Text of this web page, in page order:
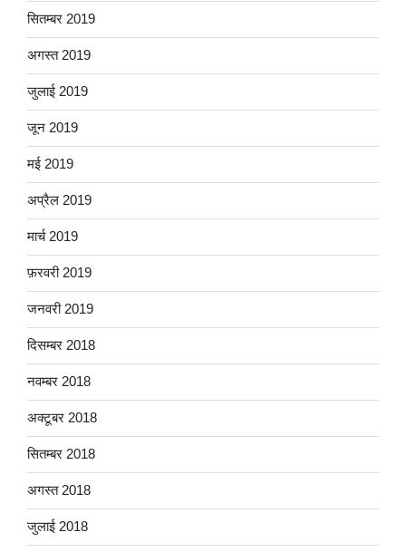
सितम्बर 2019
अगस्त 2019
जुलाई 2019
जून 2019
मई 2019
अप्रैल 2019
मार्च 2019
फ़रवरी 2019
जनवरी 2019
दिसम्बर 2018
नवम्बर 2018
अक्टूबर 2018
सितम्बर 2018
अगस्त 2018
जुलाई 2018